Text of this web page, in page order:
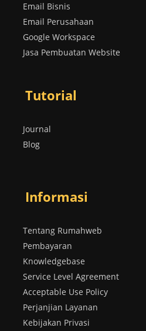
Email Bisnis
Email Perusahaan
Google Workspace
Jasa Pembuatan Website
Tutorial
Journal
Blog
Informasi
Tentang Rumahweb
Pembayaran
Knowledgebase
Service Level Agreement
Acceptable Use Policy
Perjanjian Layanan
Kebijakan Privasi